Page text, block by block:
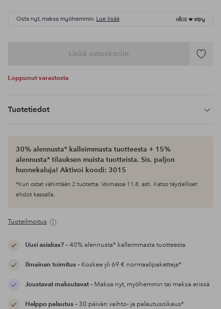
Osta nyt, maksa myöhemmin. Lue lisää
Lisää ostoskoriin
Lisää
Loppunut varastosta
Tuotetiedot
30% alennusta* kalleimmasta tuotteesta + 15%
alennusta* tilauksen muista tuotteista. Sis. paljon
huonekaluja! Aktivoi koodi: 3015
*Kun ostat vähintään 2 tuotetta. Voimassa 11.8. asti. Katso täydelliset
ehdot kassalla.
Tuoteilmoitus
Uusi asiakas?– 40% alennusta* kalleimmasta tuotteesta
Ilmainen toimitus– Koskee yli 69 € normaalipaketteja*
Joustavat maksutavat– Maksa nyt, myöhemmin tai maksa erissä
Helppo palautus– 30 päivän vaihto- ja palautusoikeus*